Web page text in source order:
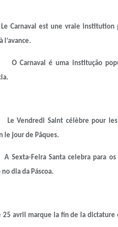
Le Carnaval est une vraie
l’avance.
é uma institução popular,
Saint célèbre pour les
le jour de Pâques.
Santa celebra para os
dia da Páscoa.
marque la fin de la dictature de